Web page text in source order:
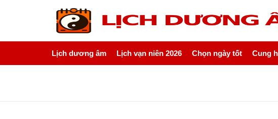
Lịch dương âm Lịch vạn niên 2026 Chọn ngày tốt Cung